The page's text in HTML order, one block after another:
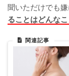
聞いただけでも嫌
ることはどんなこ